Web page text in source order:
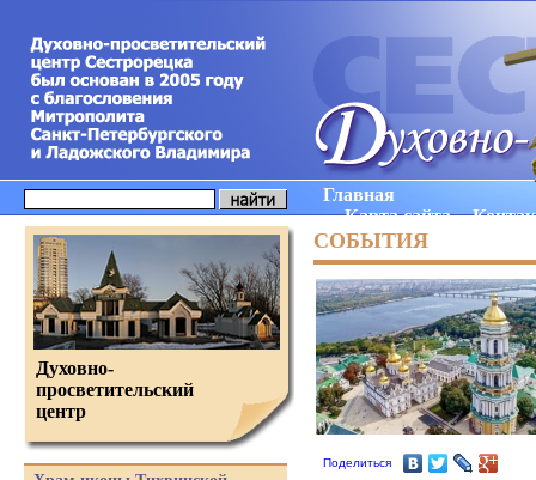
Главная
Карта сайта
СОБЫТИЯ
Поделиться
Духовно-
просветительский
центр